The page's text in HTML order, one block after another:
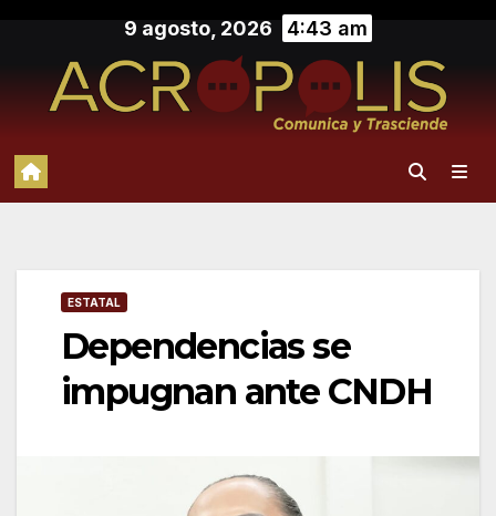
contenido
9 agosto, 2026 4:43 am
ESTATAL
Dependencias se
impugnan ante CNDH